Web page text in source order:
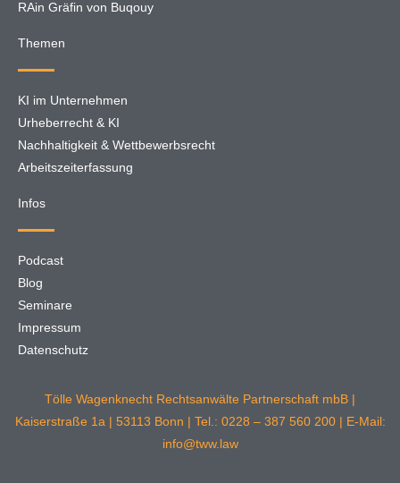
RAin Gräfin von Buqouy
Themen
KI im Unternehmen
Urheberrecht & KI
Nachhaltigkeit & Wettbewerbsrecht
Arbeitszeiterfassung
Infos
Podcast
Blog
Seminare
Impressum
Datenschutz
Tölle Wagenknecht Rechtsanwälte Partnerschaft mbB |
Kaiserstraße 1a | 53113 Bonn | Tel.: 0228 – 387 560 200 | E-Mail:
info@tww.law